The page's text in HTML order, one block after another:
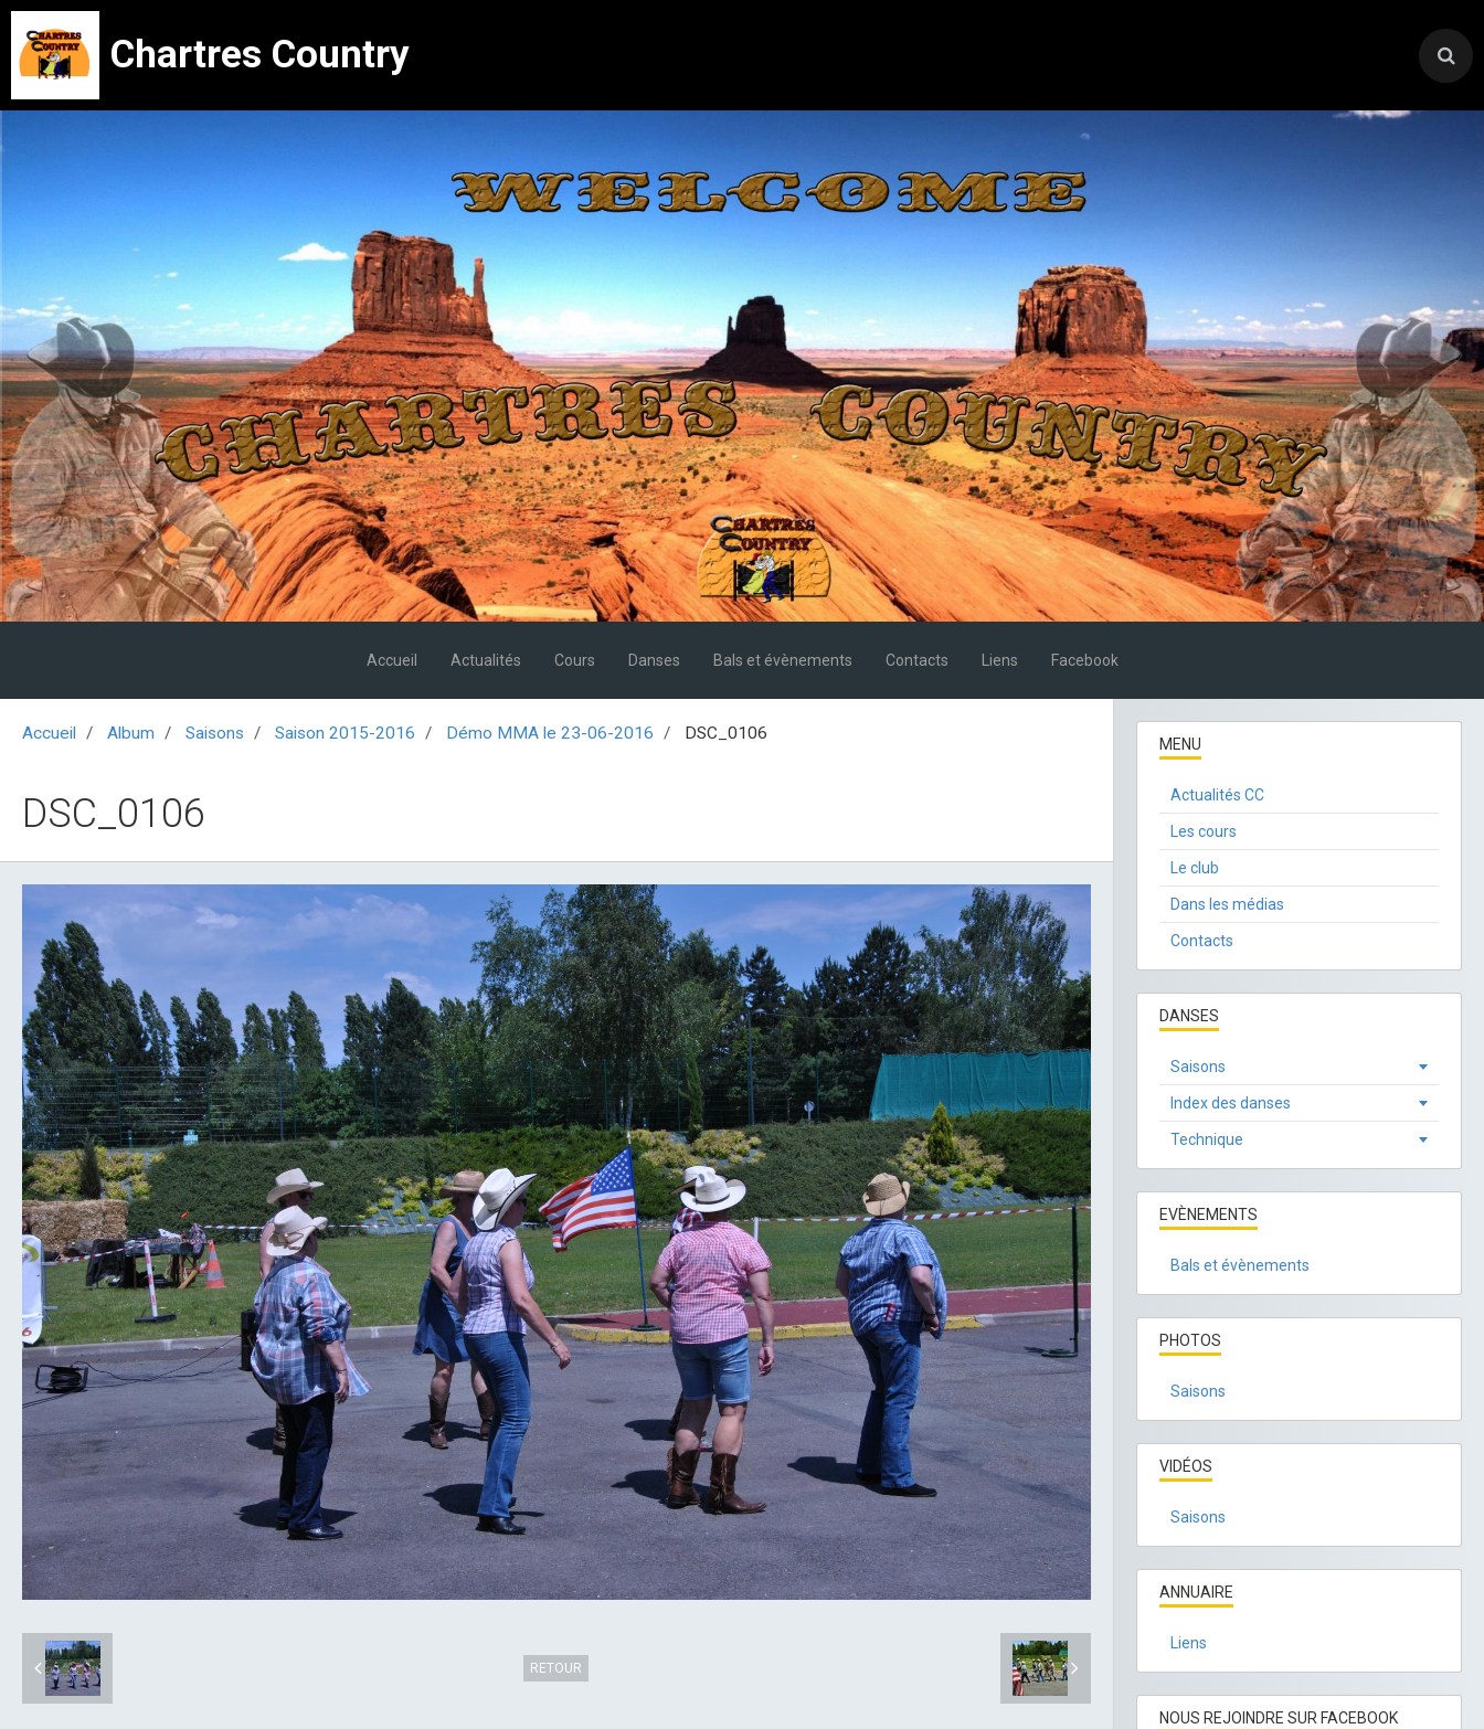
Chartres Country
Accueil Actualités Cours Danses Bals et évènements Contacts Liens Facebook
Accueil Album Saisons Saison 2015-2016 Démo MMA le 23-06-2016 DSC_0106
DSC_0106
RETOUR
MENU
Actualités CC
Les cours
Le club
Dans les médias
Contacts
DANSES
Saisons
Index des danses
Technique
EVÈNEMENTS
Bals et évènements
PHOTOS
Saisons
VIDÉOS
Saisons
ANNUAIRE
Liens
NOUS REJOINDRE SUR FACEBOOK